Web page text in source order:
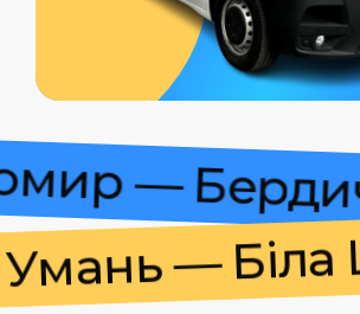
—
— Біла